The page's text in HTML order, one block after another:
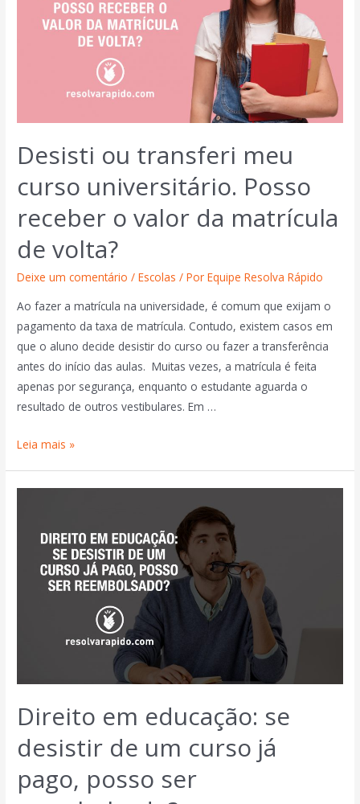
Desisti ou transferi meu
curso universitário. Posso
receber o valor da matrícula
de volta?
Deixe um comentário /Escolas / PorEquipe Resolva Rápido
Ao fazer a matrícula na universidade, é comum que exijam o
pagamento da taxa de matrícula. Contudo, existem casos em
que o aluno decide desistir do curso ou fazer a transferência
antes do início das aulas. Muitas vezes, a matrícula é feita
apenas por segurança, enquanto o estudante aguarda o
resultado de outros vestibulares. Em …
Leia mais »
Direito em educação: se
desistir de um curso já
pago, posso ser